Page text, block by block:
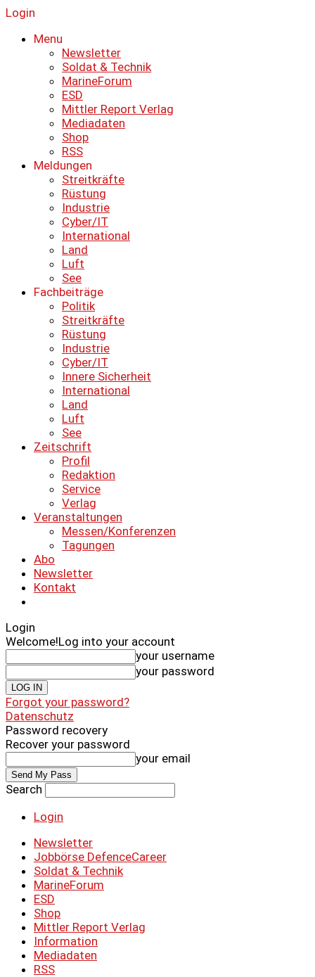
Login
Menu
Newsletter
Soldat & Technik
MarineForum
ESD
Mittler Report Verlag
Mediadaten
Shop
RSS
Meldungen
Streitkräfte
Rüstung
Industrie
Cyber/IT
International
Land
Luft
See
Fachbeiträge
Politik
Streitkräfte
Rüstung
Industrie
Cyber/IT
Innere Sicherheit
International
Land
Luft
See
Zeitschrift
Profil
Redaktion
Service
Verlag
Veranstaltungen
Messen/Konferenzen
Tagungen
Abo
Newsletter
Kontakt
Login
Welcome!Log into your account
your username
your password
Forgot your password?
Datenschutz
Password recovery
Recover your password
your email
Search
Login
Newsletter
Jobbörse DefenceCareer
Soldat & Technik
MarineForum
ESD
Shop
Mittler Report Verlag
Information
Mediadaten
RSS